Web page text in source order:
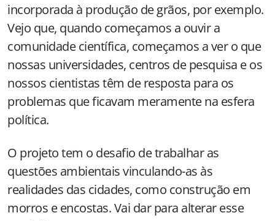
incorporada à produção de grãos, por exemplo.
Vejo que, quando começamos a ouvir a
comunidade científica, começamos a ver o que
nossas universidades, centros de pesquisa e os
nossos cientistas têm de resposta para os
problemas que ficavam meramente na esfera
política.
O projeto tem o desafio de trabalhar as
questões ambientais vinculando-as às
realidades das cidades, como construção em
morros e encostas. Vai dar para alterar esse